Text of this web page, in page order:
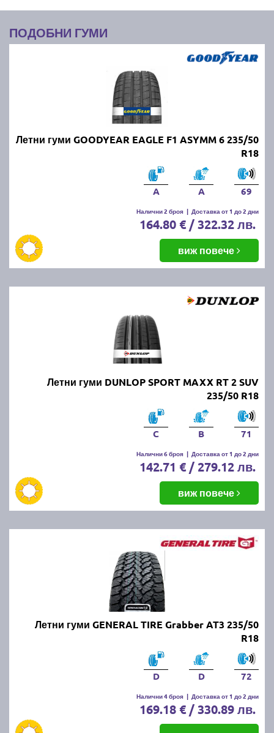
ПОДОБНИ ГУМИ
Летни гуми GOODYEAR EAGLE F1 ASYMM 6 235/50
R18
A A 69
Налични 2 броя | Доставка от 1 до 2 дни
164.80 € / 322.32 лв.
виж повече
Летни гуми DUNLOP SPORT MAXX RT 2 SUV
235/50 R18
C B 71
Налични 6 броя | Доставка от 1 до 2 дни
142.71 € / 279.12 лв.
виж повече
Летни гуми GENERAL TIRE Grabber AT3 235/50
R18
D D 72
Налични 4 броя | Доставка от 1 до 2 дни
169.18 € / 330.89 лв.